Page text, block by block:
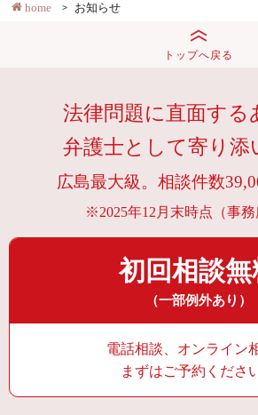
home お知らせ
トップへ戻る
法律問題に直面する
弁護士として寄り添
広島最大級。相談件数
※2025年12月末時点（事務
初回相談無
（一部例外あり）
電話相談、オンライン
まずはご予約くださ